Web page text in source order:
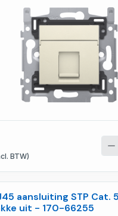
BTW)
aansluiting STP Cat.
uit - 170-66255